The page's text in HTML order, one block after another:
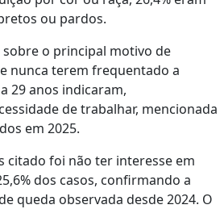
ou pardos.
o principal motivo de
nunca terem frequentado a
29 anos indicaram,
de trabalhar, mencionada
em 2025.
citado foi não ter interesse em
dos casos, confirmando a
queda observada desde 2024. O